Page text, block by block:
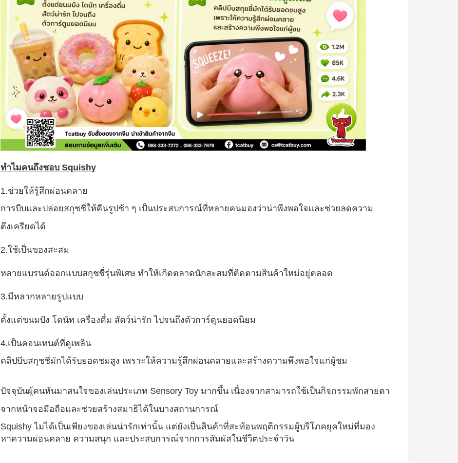
ทำไมคนถึงชอบ Squishy
1.ช่วยให้รู้สึกผ่อนคลาย
การบีบและปล่อยสกุชชี่ให้คืนรูปช้า ๆ เป็นประสบการณ์ที่หลายคนมองว่าน่าพึงพอใจและช่วยลดความ
ตึงเครียดได้
2.ใช้เป็นของสะสม
หลายแบรนด์ออกแบบสกุชชี่รุ่นพิเศษ ทำให้เกิดตลาดนักสะสมที่ติดตามสินค้าใหม่อยู่ตลอด
3.มีหลากหลายรูปแบบ
ตั้งแต่ขนมปัง โดนัท เครื่องดื่ม สัตว์น่ารัก ไปจนถึงตัวการ์ตูนยอดนิยม
4.เป็นคอนเทนต์ที่ดูเพลิน
คลิปบีบสกุชชี่มักได้รับยอดชมสูง เพราะให้ความรู้สึกผ่อนคลายและสร้างความพึงพอใจแก่ผู้ชม
ปัจจุบันผู้คนหันมาสนใจของเล่นประเภท Sensory Toy มากขึ้น เนื่องจากสามารถใช้เป็นกิจกรรมพักสายตา
จากหน้าจอมือถือและช่วยสร้างสมาธิได้ในบางสถานการณ์
Squishy ไม่ได้เป็นเพียงของเล่นน่ารักเท่านั้น แต่ยังเป็นสินค้าที่สะท้อนพฤติกรรมผู้บริโภคยุคใหม่ที่มอง
หาความผ่อนคลาย ความสนุก และประสบการณ์จากการสัมผัสในชีวิตประจำวัน